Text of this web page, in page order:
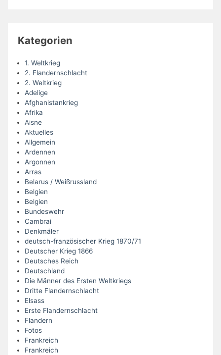
Kategorien
1. Weltkrieg
2. Flandernschlacht
2. Weltkrieg
Adelige
Afghanistankrieg
Afrika
Aisne
Aktuelles
Allgemein
Ardennen
Argonnen
Arras
Belarus / Weißrussland
Belgien
Belgien
Bundeswehr
Cambrai
Denkmäler
deutsch-französischer Krieg 1870/71
Deutscher Krieg 1866
Deutsches Reich
Deutschland
Die Männer des Ersten Weltkriegs
Dritte Flandernschlacht
Elsass
Erste Flandernschlacht
Flandern
Fotos
Frankreich
Frankreich